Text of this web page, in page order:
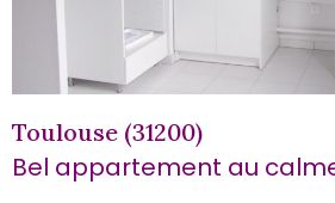
Toulouse (31200)
Bel appartement au